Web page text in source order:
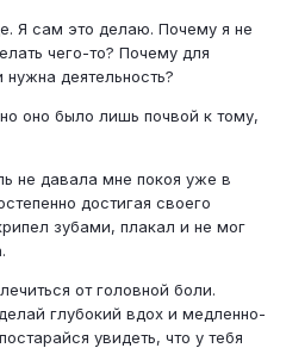
Я сам это делаю. Почему я не
чего-то? Почему для
деятельность?
оно было лишь почвой к тому,
не давала мне покоя уже в
достигая своего
зубами, плакал и не мог
от головной боли.
глубокий вдох и медленно-
увидеть, что у тебя